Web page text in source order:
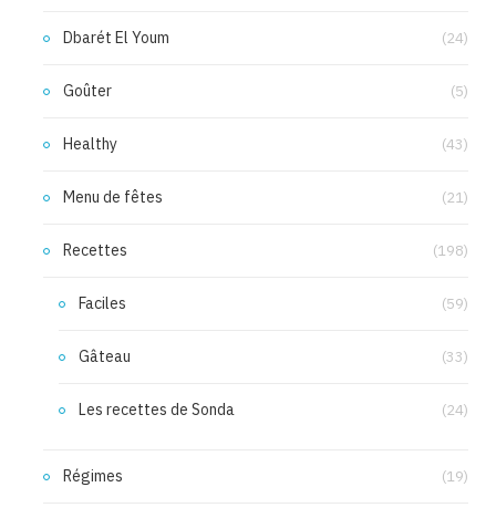
Dbarét El Youm (24)
Goûter (5)
Healthy (43)
Menu de fêtes (21)
Recettes (198)
Faciles (59)
Gâteau (33)
Les recettes de Sonda (24)
Régimes (19)